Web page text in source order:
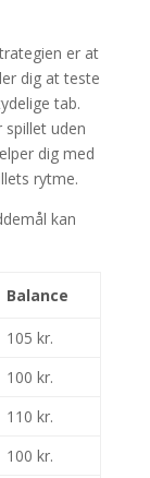
er at
dig at teste
tab.
uden
dig med
rytme.
kan
Balance
105 kr.
100 kr.
110 kr.
100 kr.